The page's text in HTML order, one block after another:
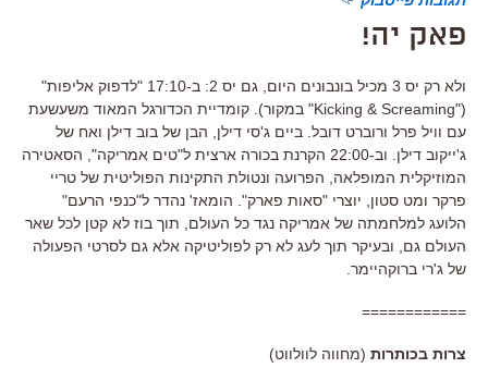
פאק יה!
ולא רק יס 3 מכיל בונבונים היום, גם יס 2: ב-17:10 "לדפוק אליפות"
("Kicking & Screaming" במקור). קומדיית הכדורגל המאוד משעשעת
עם וויל פרל ורוברט דובל. ביים ג'סי דילן, הבן של בוב דילן ואח של
ג'ייקוב דילן. וב-22:00 הקרנת בכורה ארצית ל"טים אמריקה", הסאטירה
המוזיקלית המופלאה, הפרועה ונטולת התקינות הפוליטית של טריי
פרקר ומט סטון, יוצרי "סאות פארק". הומאז' נהדר ל"כנפי הרעם"
הלועג למלחמתה של אמריקה נגד כל העולם, תוך בוז לא קטן לכל שאר
העולם גם, ובעיקר תוך לעג לא רק לפוליטיקה אלא גם לסרטי הפעולה
של ג'רי ברוקהיימר.
============
צרות בכותרות (מחווה לוולווט)